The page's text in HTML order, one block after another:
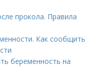
прокола. Правила
Как сообщить
беременность на